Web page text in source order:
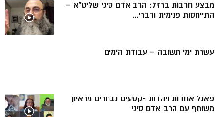
מבצע חרבות ברזל: הרב אדם סיני שליט”א –
התייחסות פנימית ודברי...
עשרת ימי תשובה – עבודת הימים
פאנל אחדות ויהדות -קטעים נבחרים מראיון
משותף עם הרב אדם סיני